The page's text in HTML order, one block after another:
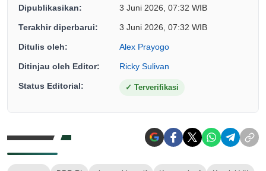
Dipublikasikan: 3 Juni 2026, 07:32 WIB
Terakhir diperbarui: 3 Juni 2026, 07:32 WIB
Ditulis oleh: Alex Prayogo
Ditinjau oleh Editor: Ricky Sulivan
Status Editorial: ✓ Terverifikasi